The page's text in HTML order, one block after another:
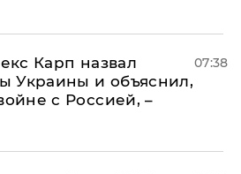
Карп назвал
Украины и объяснил,
с Россией, –
07:38